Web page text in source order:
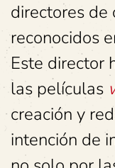
directores de
reconocidos
Este director
las películas
creación y
intención de